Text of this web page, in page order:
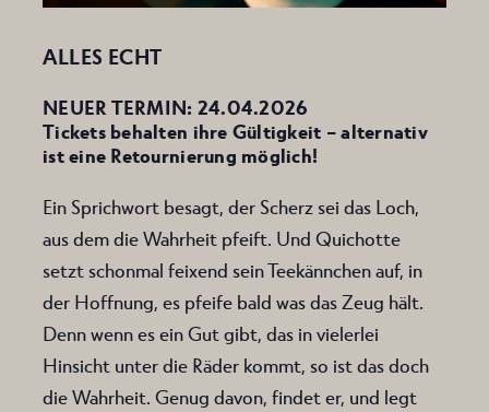
ALLES ECHT
NEUER TERMIN: 24.04.2026
Tickets behalten ihre Gültigkeit – alternativ
ist eine Retournierung möglich!
Ein Sprichwort besagt, der Scherz sei das Loch,
aus dem die Wahrheit pfeift. Und Quichotte
setzt schonmal feixend sein Teekännchen auf, in
der Hoffnung, es pfeife bald was das Zeug hält.
Denn wenn es ein Gut gibt, das in vielerlei
Hinsicht unter die Räder kommt, so ist das doch
die Wahrheit. Genug davon, findet er, und legt